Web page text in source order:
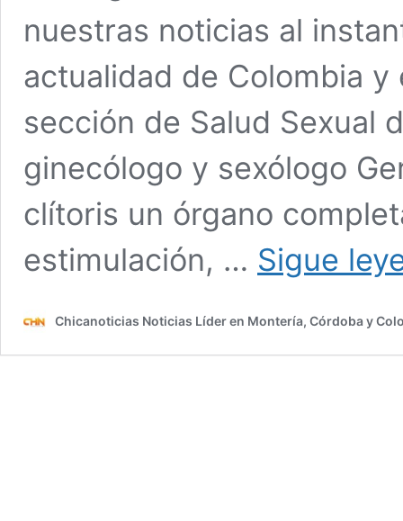
nuestras noticias al
actualidad de Colombia
sección de Salud Sexual
ginecólogo y sexólogo
clítoris un órgano
estimulación, … Sigue
Chicanoticias Noticias Líder en Montería, Córdoba y